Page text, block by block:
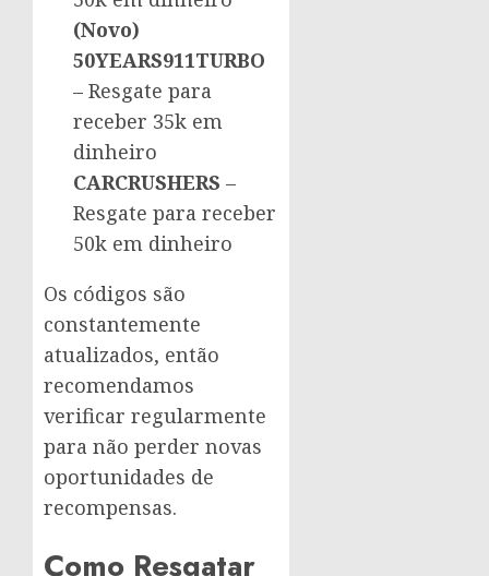
(Novo)
50YEARS911TURBO
– Resgate para
receber 35k em
dinheiro
CARCRUSHERS –
Resgate para receber
50k em dinheiro
Os códigos são
constantemente
atualizados, então
recomendamos
verificar regularmente
para não perder novas
oportunidades de
recompensas.
Como Resgatar